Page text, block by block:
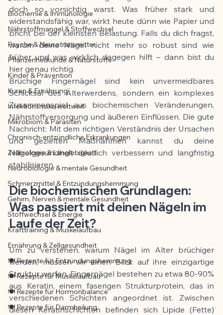
Der Artikel wurde mit Unterstützung von
KI erstellt und redaktionell geprüft vom
angegebenen Autor
Biochemie & Immunologie
Nährstoffmangel & Stoffwechsel
Psyche & Neurotransmitter
Pflanzenheilkunde & Naturstoffe
Kinder & Prävention
Kuren & Ernährung
Infektionsrisiko weltweit
Mikrobiom & Parasiten
Chronisch-entzündliche Erkrankungen
Zellbiologie & Langlebigkeit
Neurobiologie & mentale Gesundheit
Schmerzmittel & Entzündungshemmung
Gehirn, Nerven & mentale Gesundheit
Stoffwechsel & Energie
Krafttraining & Muskelaufbau
Ernährung & Zellgesundheit
🍽️ Rezepte für Entzündungshemmung
🍽️ Rezepte für Muskelaufbau
🍽️ Rezepte für Hormonbalance
🍽️ Rezepte für Darmheilung
doch so vorsichtig warst. Was früher stark und
widerstandsfähig war, wirkt heute dünn wie Papier und
bricht bei der kleinsten Belastung. Falls du dich fragst,
warum deine Nägel nicht mehr so robust sind wie
früher und was wirklich dagegen hilft – dann bist du
hier genau richtig.
Brüchige Fingernägel sind kein unvermeidbares
Schicksal des Älterwerdens, sondern ein komplexes
Zusammenspiel aus biochemischen Veränderungen,
Nährstoffversorgung und äußeren Einflüssen. Die gute
Nachricht: Mit dem richtigen Verständnis der Ursachen
und gezielten Maßnahmen kannst du deine
Nagelgesundheit deutlich verbessern und langfristig
stabilisieren.
Die biochemischen Grundlagen:
Was passiert mit deinen Nägeln im
Laufe der Zeit?
Um zu verstehen, warum Nägel im Alter brüchiger
werden, müssen wir einen Blick auf ihre einzigartige
Struktur werfen. Fingernägel bestehen zu etwa 80-90%
aus Keratin, einem faserigen Strukturprotein, das in
verschiedenen Schichten angeordnet ist. Zwischen
diesen Keratinschichten befinden sich Lipide (Fette)